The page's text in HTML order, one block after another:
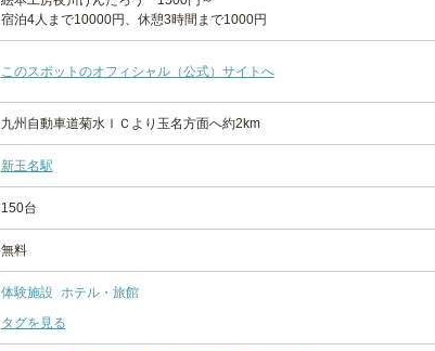
宿泊4人まで10000円、休憩3時間まで1000円
このスポットのオフィシャル（公式）サイトへ
九州自動車道菊水ＩＣより玉名方面へ約2km
新玉名駅
150台
無料
体験施設 ホテル・旅館
タグを見る